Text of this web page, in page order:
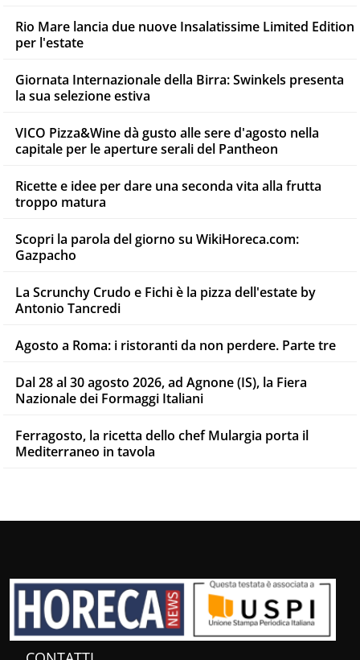
Rio Mare lancia due nuove Insalatissime Limited Edition
per l'estate
Giornata Internazionale della Birra: Swinkels presenta
la sua selezione estiva
VICO Pizza&Wine dà gusto alle sere d'agosto nella
capitale per le aperture serali del Pantheon
Ricette e idee per dare una seconda vita alla frutta
troppo matura
Scopri la parola del giorno su WikiHoreca.com:
Gazpacho
La Scrunchy Crudo e Fichi è la pizza dell'estate by
Antonio Tancredi
Agosto a Roma: i ristoranti da non perdere. Parte tre
Dal 28 al 30 agosto 2026, ad Agnone (IS), la Fiera
Nazionale dei Formaggi Italiani
Ferragosto, la ricetta dello chef Mulargia porta il
Mediterraneo in tavola